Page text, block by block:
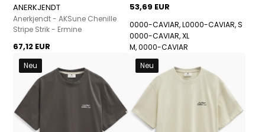
ANERKJENDT
Anerkjendt - AKSune Chenille
Stripe Strik - Ermine
67,12 EUR
53,69 EUR
0000-CAVIAR, L0000-CAVIAR, S
0000-CAVIAR, XL
M, 0000-CAVIAR
Neu
Neu